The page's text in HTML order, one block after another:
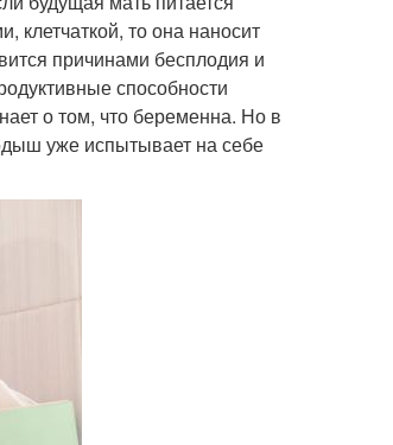
то она наносит
причинами бесплодия и
способности
о том, что беременна. Но в
уже испытывает на себе